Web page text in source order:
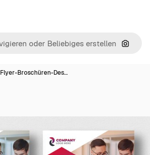
Nach
Flyer-Broschüren-Des…